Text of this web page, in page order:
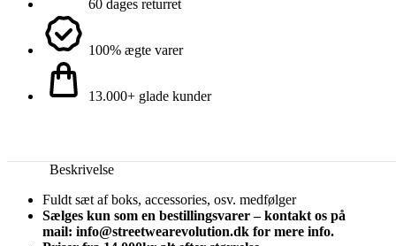
60 dages returret
100% ægte varer
13.000+ glade kunder
Beskrivelse
Fuldt sæt af boks, accessories, osv. medfølger
Sælges kun som en bestillingsvarer – kontakt os på
mail: info@streetwearevolution.dk for mere info.